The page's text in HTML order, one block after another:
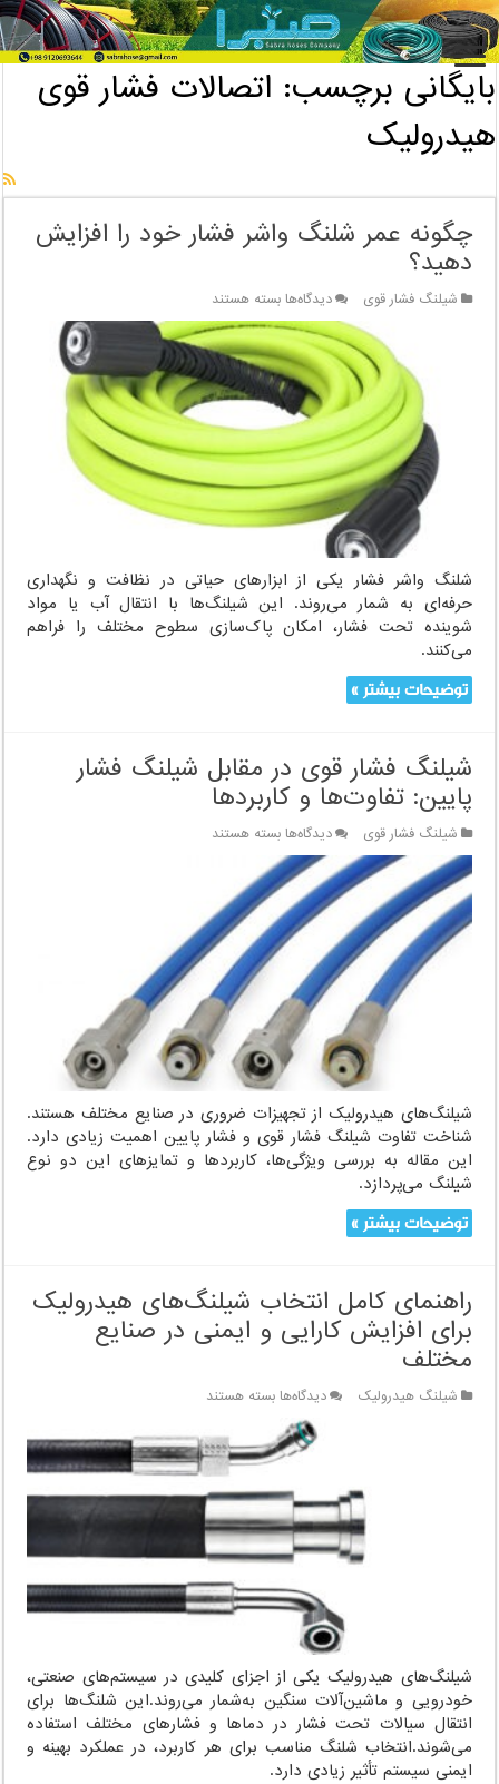
خانه / بایگانی برچسب: اتصالات فشار قوی هیدرولیک
بایگانی برچسب: اتصالات فشار قوی
هیدرولیک
چگونه عمر شلنگ واشر فشار خود را افزایش
دهید؟
شیلنگ فشار قوی دیدگاه‌هابرای
چگونه
عمر
شلنگ
واشر
فشار
را
افزایش
دهید؟
بسته هستند
شلنگ واشر فشار یکی از ابزارهای حیاتی در نظافت و نگهداری
حرفه‌ای به شمار می‌روند. این شیلنگ‌ها با انتقال آب یا مواد
شوینده تحت فشار، امکان پاک‌سازی سطوح مختلف را فراهم
می‌کنند.
توضیحات بیشتر »
شیلنگ فشار قوی در مقابل شیلنگ فشار
پایین: تفاوت‌ها و کاربردها
شیلنگ فشار قوی دیدگاه‌هابرای
فشار
قوی
در
مقابل
شیلنگ
فشار
پایین:
تفاوت‌ها
و
کاربردها
بسته هستند
شیلنگ‌های هیدرولیک از تجهیزات ضروری در صنایع مختلف هستند.
شناخت تفاوت شیلنگ فشار قوی و فشار پایین اهمیت زیادی دارد.
این مقاله به بررسی ویژگی‌ها، کاربردها و تمایزهای این دو نوع
شیلنگ می‌پردازد.
توضیحات بیشتر »
راهنمای کامل انتخاب شیلنگ‌های هیدرولیک
برای افزایش کارایی و ایمنی در صنایع
مختلف
شیلنگ هیدرولیک دیدگاه‌هابرای
انتخاب
شیلنگ‌های
هیدرولیک
برای
افزایش
کارایی
ایمنی
در
بسته هستند
شیلنگ‌های هیدرولیک یکی از اجزای کلیدی در سیستم‌های صنعتی،
خودرویی و ماشین‌آلات سنگین به‌شمار می‌روند.این شلنگ‌ها برای
انتقال سیالات تحت فشار در دماها و فشارهای مختلف استفاده
می‌شوند.انتخاب شلنگ مناسب برای هر کاربرد، در عملکرد بهینه و
ایمنی سیستم تأثیر زیادی دارد.